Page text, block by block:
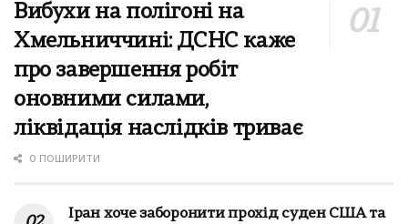
Вибухи на полігоні на
Хмельниччині: ДСНС каже
про завершення робіт
оновними силами,
ліквідація наслідків триває
0 ПОШИРИТИ
Іран хоче заборонити прохід суден США та